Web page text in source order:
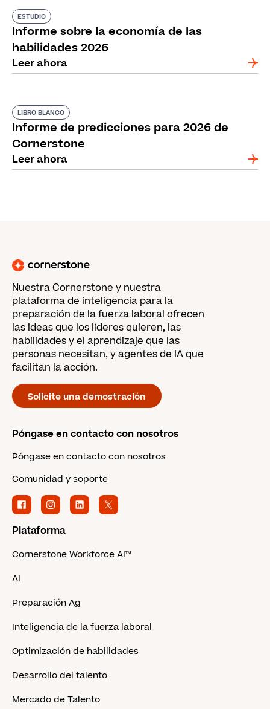
ESTUDIO
Informe sobre la economía de las
habilidades 2026
Leer ahora
LIBRO BLANCO
Informe de predicciones para 2026 de
Cornerstone
Leer ahora
Nuestra Cornerstone y nuestra
plataforma de inteligencia para la
preparación de la fuerza laboral ofrecen
las ideas que los líderes quieren, las
habilidades y el aprendizaje que las
personas necesitan, y agentes de IA que
facilitan la acción.
Solicite una demostración
Póngase en contacto con nosotros
Póngase en contacto con nosotros
Comunidad y soporte
Plataforma
Cornerstone Workforce AI™
AI
Preparación Ag
Inteligencia de la fuerza laboral
Optimización de habilidades
Desarrollo del talento
Mercado de Talento